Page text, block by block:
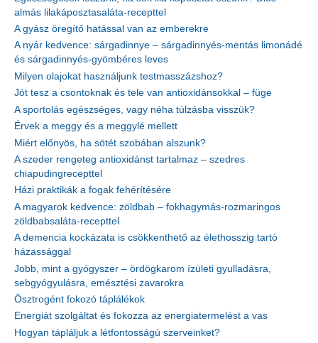
almás lilakáposztasaláta-recepttel
A gyász öregítő hatással van az emberekre
A nyár kedvence: sárgadinnye – sárgadinnyés-mentás limonádé
és sárgadinnyés-gyömbéres leves
Milyen olajokat használjunk testmasszázshoz?
Jót tesz a csontoknak és tele van antioxidánsokkal – füge
A sportolás egészséges, vagy néha túlzásba visszük?
Érvek a meggy és a meggylé mellett
Miért előnyös, ha sötét szobában alszunk?
A szeder rengeteg antioxidánst tartalmaz – szedres
chiapudingrecepttel
Házi praktikák a fogak fehérítésére
A magyarok kedvence: zöldbab – fokhagymás-rozmaringos
zöldbabsaláta-recepttel
A demencia kockázata is csökkenthető az élethosszig tartó
házassággal
Jobb, mint a gyógyszer – ördögkarom ízületi gyulladásra,
sebgyógyulásra, emésztési zavarokra
Ösztrogént fokozó táplálékok
Energiát szolgáltat és fokozza az energiatermelést a vas
Hogyan tápláljuk a létfontosságú szerveinket?